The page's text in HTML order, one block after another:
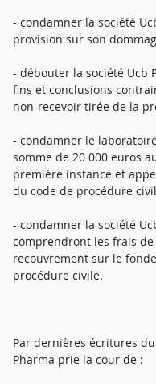
- condamner la société
provision sur son
- débouter la société Ucb
fins et conclusions
non-recevoir tirée de la
- condamner le
somme de 20 000 euros
première instance et
du code de procédure
- condamner la société
comprendront les frais
recouvrement sur le
procédure civile.
Par dernières écritures
Pharma prie la cour de :